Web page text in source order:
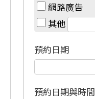
網路廣告
其他
預約日期
預約日期與時間